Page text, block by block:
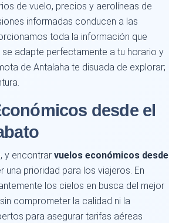
de vuelo, precios y aerolíneas de
informadas conducen a las
toda la información que
adapte perfectamente a tu horario y
de Antalaha te disuada de explorar;
desde el
y encontrar vuelos económicos desde
una prioridad para los viajeros. En
los cielos en busca del mejor
comprometer la calidad ni la
para asegurar tarifas aéreas